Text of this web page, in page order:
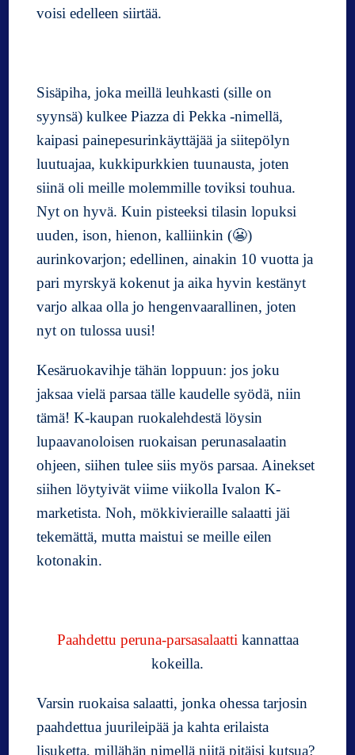
voisi edelleen siirtää.
Sisäpiha, joka meillä leuhkasti (sille on
syynsä) kulkee Piazza di Pekka -nimellä,
kaipasi painepesurinkäyttäjää ja siitepölyn
luutuajaa, kukkipurkkien tuunausta, joten
siinä oli meille molemmille toviksi touhua.
Nyt on hyvä. Kuin pisteeksi tilasin lopuksi
uuden, ison, hienon, kalliinkin (😬)
aurinkovarjon; edellinen, ainakin 10 vuotta ja
pari myrskyä kokenut ja aika hyvin kestänyt
varjo alkaa olla jo hengenvaarallinen, joten
nyt on tulossa uusi!
Kesäruokavihje tähän loppuun: jos joku
jaksaa vielä parsaa tälle kaudelle syödä, niin
tämä! K-kaupan ruokalehdestä löysin
lupaavanoloisen ruokaisan perunasalaatin
ohjeen, siihen tulee siis myös parsaa. Ainekset
siihen löytyivät viime viikolla Ivalon K-
marketista. Noh, mökkivieraille salaatti jäi
tekemättä, mutta maistui se meille eilen
kotonakin.
Paahdettu peruna-parsasalaattikannattaa
kokeilla.
Varsin ruokaisa salaatti, jonka ohessa tarjosin
paahdettua juurileipää ja kahta erilaista
lisuketta, millähän nimellä niitä pitäisi kutsua?